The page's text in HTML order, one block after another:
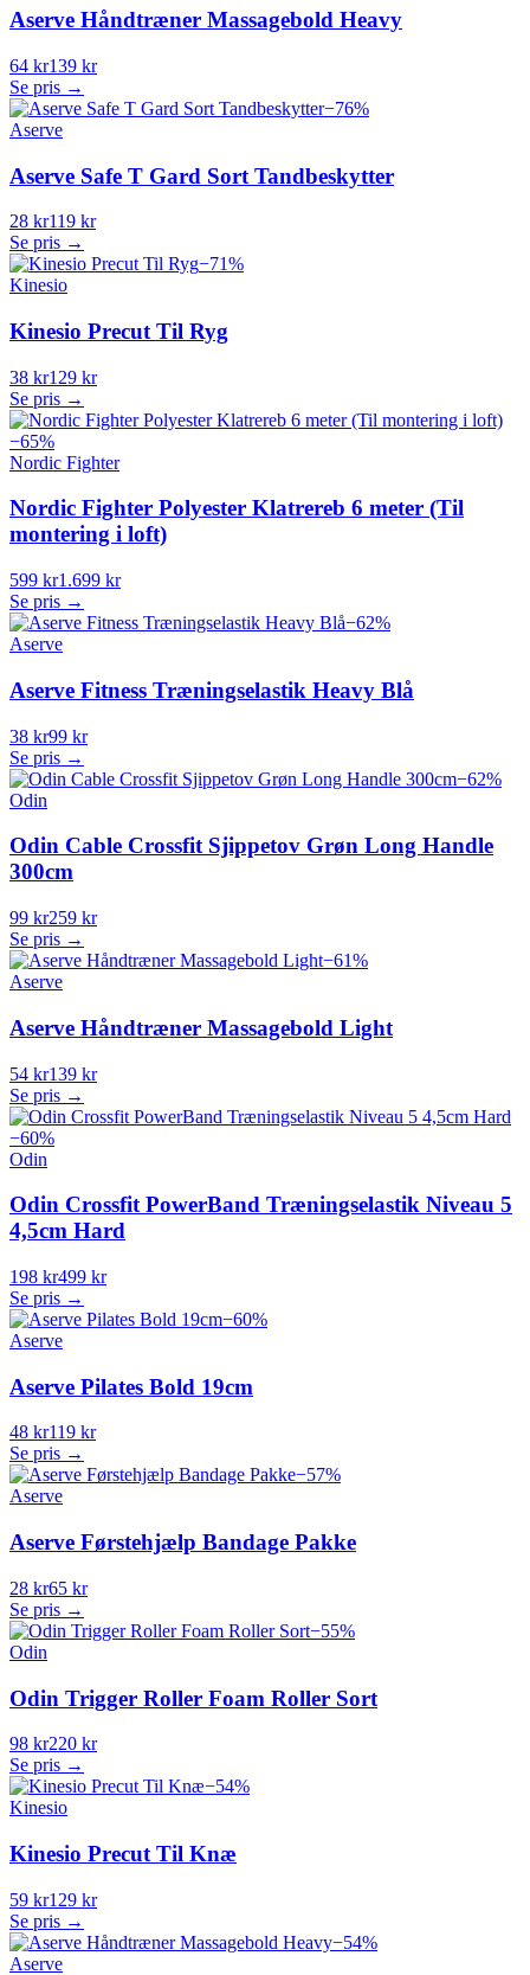
Aserve Håndtræner Massagebold Heavy
64 kr139 kr
Se pris →
−76%
Aserve
Aserve Safe T Gard Sort Tandbeskytter
28 kr119 kr
Se pris →
−71%
Kinesio
Kinesio Precut Til Ryg
38 kr129 kr
Se pris →
−65%
Nordic Fighter
Nordic Fighter Polyester Klatrereb 6 meter (Til
montering i loft)
599 kr1.699 kr
Se pris →
−62%
Aserve
Aserve Fitness Træningselastik Heavy Blå
38 kr99 kr
Se pris →
−62%
Odin
Odin Cable Crossfit Sjippetov Grøn Long Handle
300cm
99 kr259 kr
Se pris →
−61%
Aserve
Aserve Håndtræner Massagebold Light
54 kr139 kr
Se pris →
−60%
Odin
Odin Crossfit PowerBand Træningselastik Niveau 5
4,5cm Hard
198 kr499 kr
Se pris →
−60%
Aserve
Aserve Pilates Bold 19cm
48 kr119 kr
Se pris →
−57%
Aserve
Aserve Førstehjælp Bandage Pakke
28 kr65 kr
Se pris →
−55%
Odin
Odin Trigger Roller Foam Roller Sort
98 kr220 kr
Se pris →
−54%
Kinesio
Kinesio Precut Til Knæ
59 kr129 kr
Se pris →
−54%
Aserve